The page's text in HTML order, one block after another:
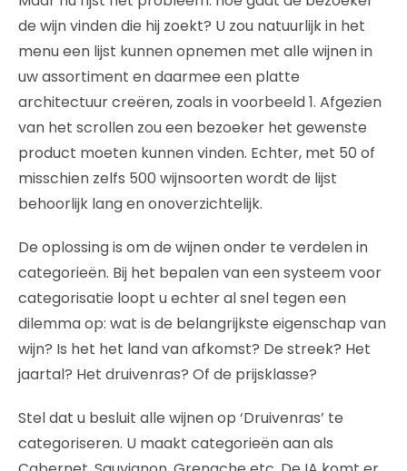
de wijn vinden die hij zoekt? U zou natuurlijk in het
menu een lijst kunnen opnemen met alle wijnen in
uw assortiment en daarmee een platte
architectuur creëren, zoals in voorbeeld 1. Afgezien
van het scrollen zou een bezoeker het gewenste
product moeten kunnen vinden. Echter, met 50 of
misschien zelfs 500 wijnsoorten wordt de lijst
behoorlijk lang en onoverzichtelijk.
De oplossing is om de wijnen onder te verdelen in
categorieën. Bij het bepalen van een systeem voor
categorisatie loopt u echter al snel tegen een
dilemma op: wat is de belangrijkste eigenschap van
wijn? Is het het land van afkomst? De streek? Het
jaartal? Het druivenras? Of de prijsklasse?
Stel dat u besluit alle wijnen op ‘Druivenras’ te
categoriseren. U maakt categorieën aan als